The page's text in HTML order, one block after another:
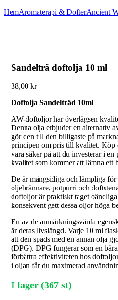
HemAromaterapi & DofterAncient
Sandelträ doftolja 10 ml
38,00 kr
Doftolja Sandelträd 10ml
AW-doftoljor har överlägsen
Denna olja erbjuder ett alternativ
gör den till den billigaste på
principen om pris till kvalitet. Köp
vara säker på att du investerar i en
kvalitet som kommer att lämna ett
De är mångsidiga och lämpliga
oljebrännare, potpurri och
doftoljor är praktiskt taget
konsekvent gett dessa oljor höga
En av de anmärkningsvärda
är deras livslängd. Varje 10 ml
att den späds med en annan olja
(DPG). DPG fungerar som en
förbättra effektiviteten hos
i oljan får du maximerad
I lager (367 st)